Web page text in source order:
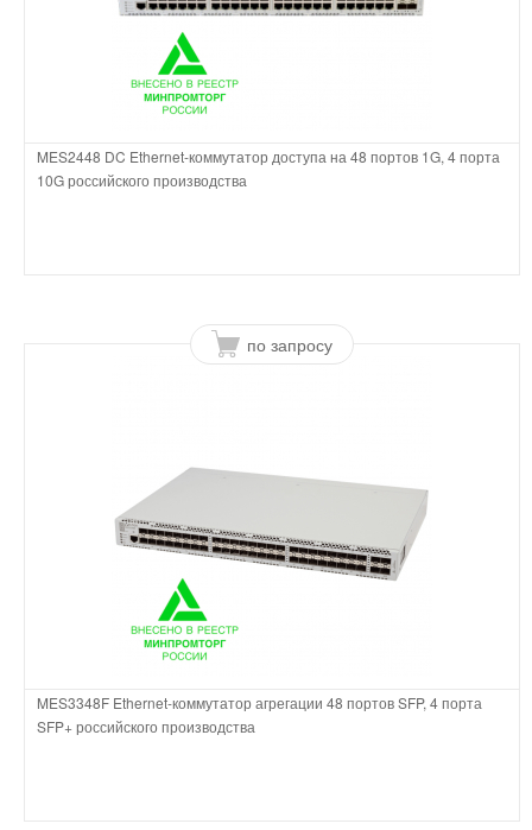
MES2448 DC Ethernet-коммутатор доступа на 48 портов 1G, 4 порта
10G российского производства
по запросу
MES3348F Ethernet-коммутатор агрегации 48 портов SFP, 4 порта
SFP+ российского производства